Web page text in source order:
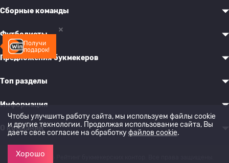
Получи
подарок!
Сборные команды
Футболисты
Предложения букмекеров
Топ разделы
Информация
О компании
© 2022-2026 Рейтинг букмекерских контор. Все права защищены.
Чтобы улучшить работу сайта, мы используем файлы cookie
и другие технологии. Продолжая использование сайта, Вы
даете свое согласие на обработкуфайлов cookie.
Хорошо